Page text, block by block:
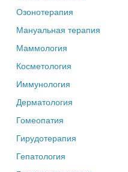
Озонотерапия
Мануальная терапия
Маммология
Косметология
Иммунология
Дерматология
Гомеопатия
Гирудотерапия
Гепатология